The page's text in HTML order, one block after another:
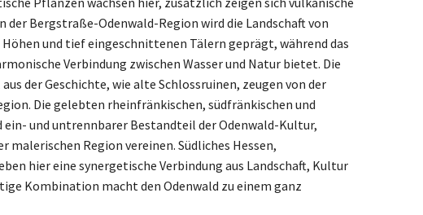
der Bergstraße-Odenwald-Region wird die Landschaft von
und tief eingeschnittenen Tälern geprägt, während das
Verbindung zwischen Wasser und Natur bietet. Die
der Geschichte, wie alte Schlossruinen, zeugen von der
Die gelebten rheinfränkischen, südfränkischen und
und untrennbarer Bestandteil der Odenwald-Kultur,
malerischen Region vereinen. Südliches Hessen,
hier eine synergetische Verbindung aus Landschaft, Kultur
Kombination macht den Odenwald zu einem ganz